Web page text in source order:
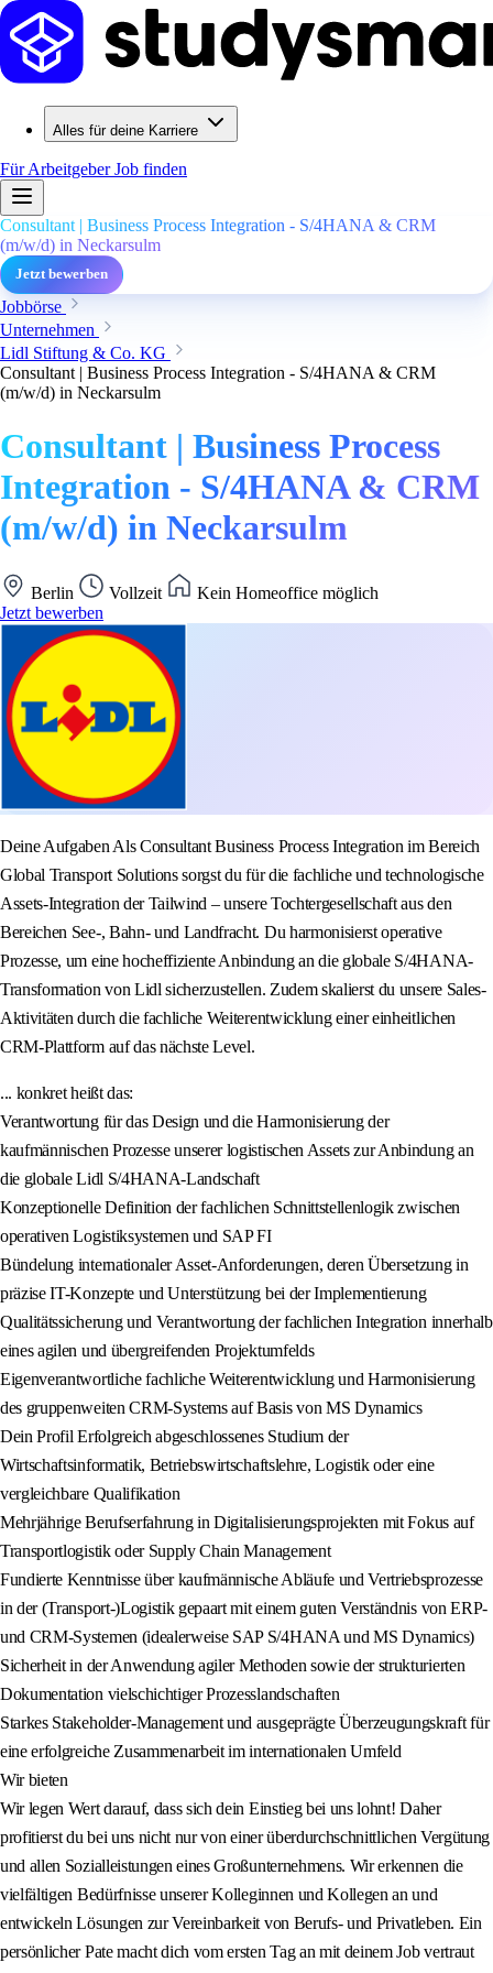
Alles für deine Karriere
Für ArbeitgeberJob finden
Consultant | Business Process Integration - S/4HANA & CRM
(m/w/d) in Neckarsulm
Jetzt bewerben
Jobbörse
Unternehmen
Lidl Stiftung & Co. KG
Consultant | Business Process Integration - S/4HANA & CRM
(m/w/d) in Neckarsulm
Consultant | Business Process
Integration - S/4HANA & CRM
(m/w/d) in Neckarsulm
Berlin Vollzeit
Kein Homeoffice möglich
Jetzt bewerben
Deine Aufgaben Als Consultant Business Process Integration im Bereich
Global Transport Solutions sorgst du für die fachliche und technologische
Assets-Integration der Tailwind – unsere Tochtergesellschaft aus den
Bereichen See-, Bahn- und Landfracht. Du harmonisierst operative
Prozesse, um eine hocheffiziente Anbindung an die globale S/4HANA-
Transformation von Lidl sicherzustellen. Zudem skalierst du unsere Sales-
Aktivitäten durch die fachliche Weiterentwicklung einer einheitlichen
CRM-Plattform auf das nächste Level.
... konkret heißt das:
Verantwortung für das Design und die Harmonisierung der
kaufmännischen Prozesse unserer logistischen Assets zur Anbindung an
die globale Lidl S/4HANA-Landschaft
Konzeptionelle Definition der fachlichen Schnittstellenlogik zwischen
operativen Logistiksystemen und SAP FI
Bündelung internationaler Asset-Anforderungen, deren Übersetzung in
präzise IT-Konzepte und Unterstützung bei der Implementierung
Qualitätssicherung und Verantwortung der fachlichen Integration innerhalb
eines agilen und übergreifenden Projektumfelds
Eigenverantwortliche fachliche Weiterentwicklung und Harmonisierung
des gruppenweiten CRM-Systems auf Basis von MS Dynamics
Dein Profil Erfolgreich abgeschlossenes Studium der
Wirtschaftsinformatik, Betriebswirtschaftslehre, Logistik oder eine
vergleichbare Qualifikation
Mehrjährige Berufserfahrung in Digitalisierungsprojekten mit Fokus auf
Transportlogistik oder Supply Chain Management
Fundierte Kenntnisse über kaufmännische Abläufe und Vertriebsprozesse
in der (Transport-)Logistik gepaart mit einem guten Verständnis von ERP-
und CRM-Systemen (idealerweise SAP S/4HANA und MS Dynamics)
Sicherheit in der Anwendung agiler Methoden sowie der strukturierten
Dokumentation vielschichtiger Prozesslandschaften
Starkes Stakeholder-Management und ausgeprägte Überzeugungskraft für
eine erfolgreiche Zusammenarbeit im internationalen Umfeld
Wir bieten
Wir legen Wert darauf, dass sich dein Einstieg bei uns lohnt! Daher
profitierst du bei uns nicht nur von einer überdurchschnittlichen Vergütung
und allen Sozialleistungen eines Großunternehmens. Wir erkennen die
vielfältigen Bedürfnisse unserer Kolleginnen und Kollegen an und
entwickeln Lösungen zur Vereinbarkeit von Berufs- und Privatleben. Ein
persönlicher Pate macht dich vom ersten Tag an mit deinem Job vertraut